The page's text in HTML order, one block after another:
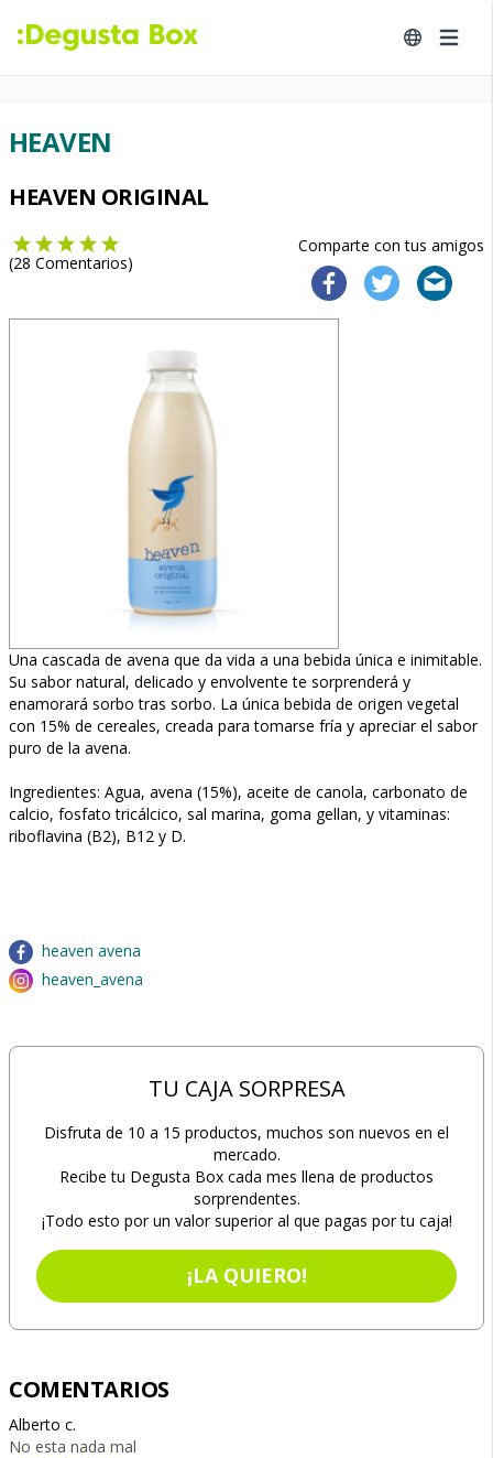
HEAVEN
HEAVEN ORIGINAL
Comparte con tus amigos
(28 Comentarios)
Una cascada de avena que da vida a una bebida única e inimitable.
Su sabor natural, delicado y envolvente te sorprenderá y
enamorará sorbo tras sorbo. La única bebida de origen vegetal
con 15% de cereales, creada para tomarse fría y apreciar el sabor
puro de la avena.
Ingredientes: Agua, avena (15%), aceite de canola, carbonato de
calcio, fosfato tricálcico, sal marina, goma gellan, y vitaminas:
riboflavina (B2), B12 y D.
heaven avena
heaven_avena
TU CAJA SORPRESA
Disfruta de 10 a 15 productos, muchos son nuevos en el
mercado.
Recibe tu Degusta Box cada mes llena de productos
sorprendentes.
¡Todo esto por un valor superior al que pagas por tu caja!
¡LA QUIERO!
COMENTARIOS
Alberto c.
No esta nada mal